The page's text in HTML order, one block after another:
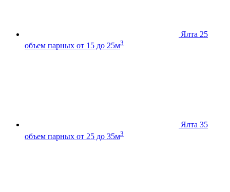
Ялта 25
объем парных от 15 до 25м3
Ялта 35
объем парных от 25 до 35м3